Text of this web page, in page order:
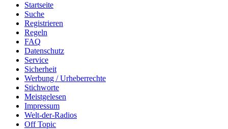
Startseite
Suche
Registrieren
Regeln
FAQ
Datenschutz
Service
Sicherheit
Werbung / Urheberrechte
Stichworte
Meistgelesen
Impressum
Welt-der-Radios
Off Topic